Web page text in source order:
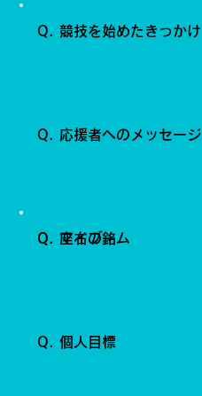
Q. 競技を始めたきっかけ
Q. 座右の銘
Q. マイブーム
Q. 個人目標
Q. 応援者へのメッセージ